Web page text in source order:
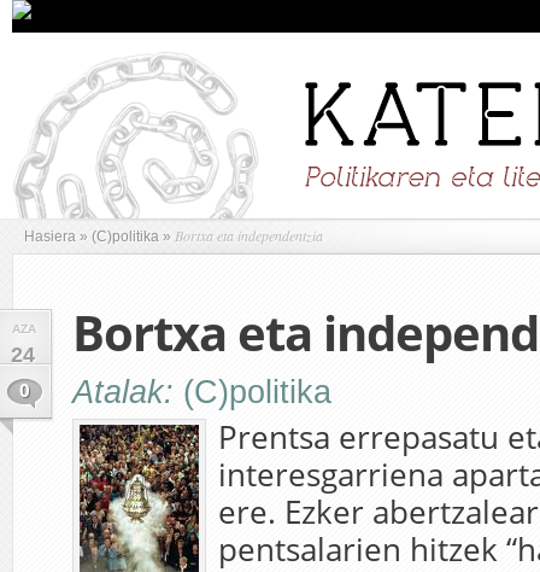
Hasiera » (C)politika » Bortxa eta independentzia
AZA
24
0
Bortxa eta
Atalak: (C)politika
Prentsa errepasatu
interesgarriena
ere. Ezker
pentsalarien hitzek